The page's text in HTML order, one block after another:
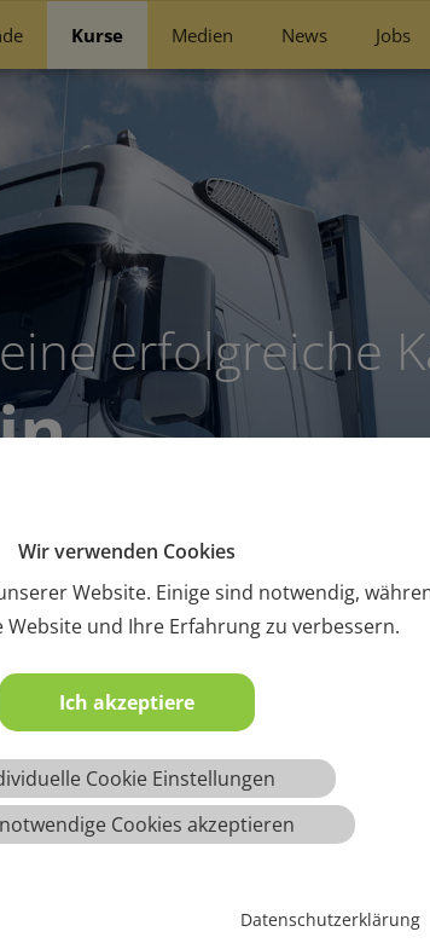
Wir verwenden Cookies
Website. Einige sind notwendig,
und Ihre Erfahrung zu verbessern.
Ich akzeptiere
Cookie Einstellungen
Cookies akzeptieren
Datenschutzerklärung
Kurse Medien News Jobs
erfolgreiche